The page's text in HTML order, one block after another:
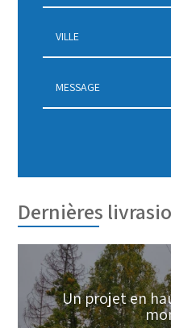
Dernières
Un projet en